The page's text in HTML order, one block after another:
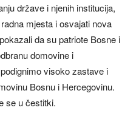
države i njenih institucija,
mjesta i osvajati nova
da su patriote Bosne i
domovine i
visoko zastave i
Bosnu i Hercegovinu.
se u čestitki.